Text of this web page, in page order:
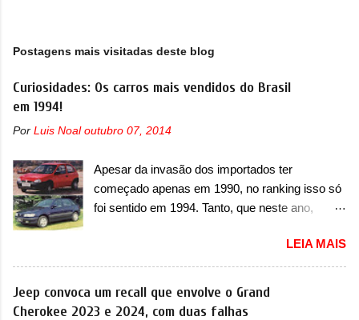
Postagens mais visitadas deste blog
Curiosidades: Os carros mais vendidos do Brasil
em 1994!
Por Luis Noal outubro 07, 2014
Apesar da invasão dos importados ter
começado apenas em 1990, no ranking isso só
foi sentido em 1994. Tanto, que neste ano,
começar pelo Chevrolet Corsa, o mais
destacado deles no ranking que perdurou no
nosso mercado até início de 2012 e com
certeza foi um grandioso lançamento da
LEIA MAIS
Jeep convoca um recall que envolve o Grand
Cherokee 2023 e 2024, com duas falhas